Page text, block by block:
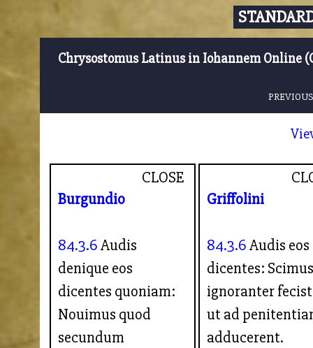
Chrysostomus Latinus in Iohannem Online
CLOSE
Burgundio
84.3.6Audis
denique eos
dicentes quoniam:
Nouimus quod
secundum
Griffolini
84.3.6Audis eos
dicentes:
ignoranter
ut ad
adducerent.